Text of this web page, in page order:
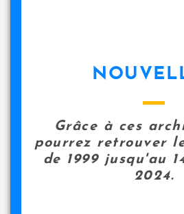
Grâce à ces
pourrez retrouver
de 1999 jusqu'au
2024.